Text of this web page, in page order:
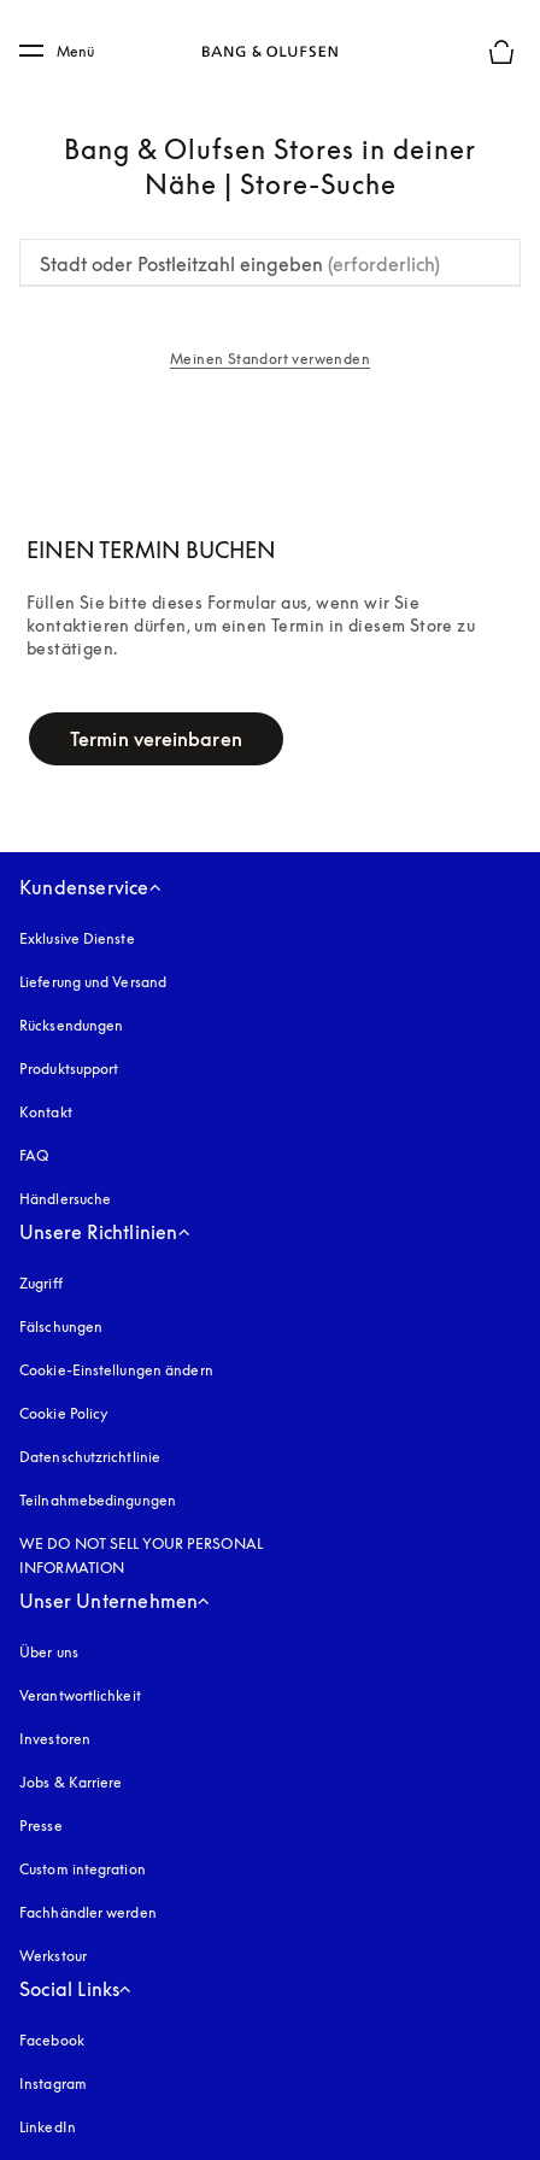
Skip to main footer
Menü
Bang & Olufsen Stores in deiner
Nähe | Store-Suche
Stadt oder Postleitzahl eingeben (erforderlich)
Meinen Standort verwenden
EINEN TERMIN BUCHEN
Füllen Sie bitte dieses Formular aus, wenn wir Sie
kontaktieren dürfen, um einen Termin in diesem Store zu
bestätigen.
Termin vereinbaren
Kundenservice
Exklusive Dienste
Lieferung und Versand
Rücksendungen
Produktsupport
Kontakt
FAQ
Händlersuche
Unsere Richtlinien
Zugrifföffnet sich in einem neuen Tab
Fälschungen
Cookie-Einstellungen ändern
Cookie Policy
Datenschutzrichtlinie
Teilnahmebedingungen
WE DO NOT SELL YOUR PERSONAL
INFORMATION
Unser Unternehmen
Über uns
Verantwortlichkeit
Investoren
Jobs & Karriere
Presse
Custom integration
Fachhändler werden
Werkstour
Social Links
Facebook
Instagram
LinkedIn